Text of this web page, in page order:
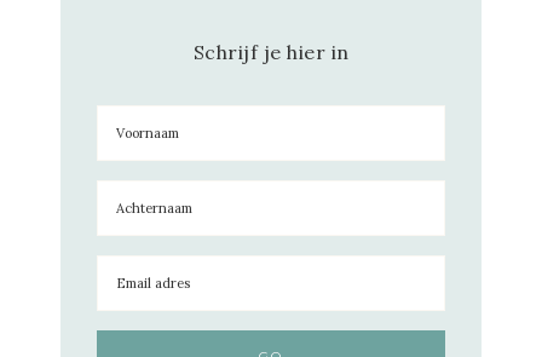
Schrijf je hier in